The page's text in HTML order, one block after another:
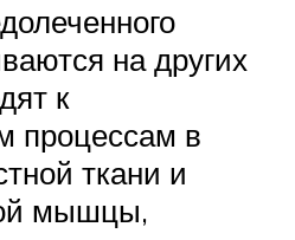
на других
к
процессам в
ткани и
мышцы,